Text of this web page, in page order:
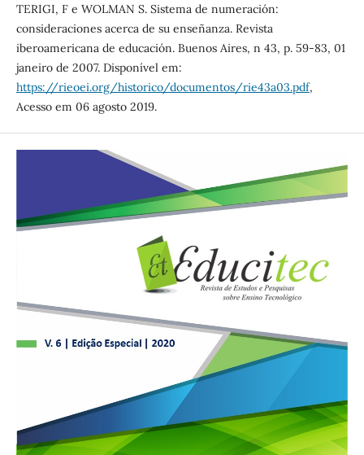
TERIGI, F e WOLMAN S. Sistema de numeración:
consideraciones acerca de su enseñanza. Revista
iberoamericana de educación. Buenos Aires, n 43, p. 59-83, 01
janeiro de 2007. Disponível em:
https://rieoei.org/historico/documentos/rie43a03.pdf,
Acesso em 06 agosto 2019.